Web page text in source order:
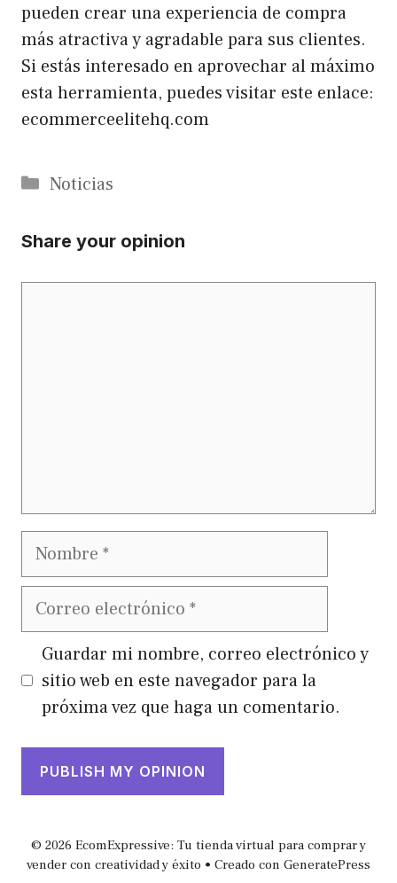
pueden crear una experiencia de compra
más atractiva y agradable para sus clientes.
Si estás interesado en aprovechar al máximo
esta herramienta, puedes visitar este enlace:
ecommerceelitehq.com
Categorías
Noticias
Share your opinion
Nombre
Correo
Guardar mi nombre, correo electrónico y
sitio web en este navegador para la
próxima vez que haga un comentario.
© 2026 EcomExpressive: Tu tienda virtual para comprar y
vender con creatividad y éxito • Creado con GeneratePress